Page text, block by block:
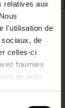
relatives aux
l'utilisation de
de
celles-ci
fournies
de leurs